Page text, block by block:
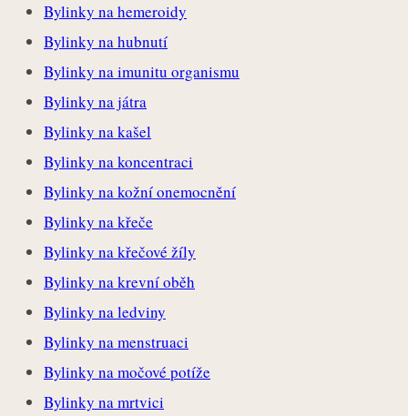
Bylinky na hemeroidy
Bylinky na hubnutí
Bylinky na imunitu organismu
Bylinky na játra
Bylinky na kašel
Bylinky na koncentraci
Bylinky na kožní onemocnění
Bylinky na křeče
Bylinky na křečové žíly
Bylinky na krevní oběh
Bylinky na ledviny
Bylinky na menstruaci
Bylinky na močové potíže
Bylinky na mrtvici